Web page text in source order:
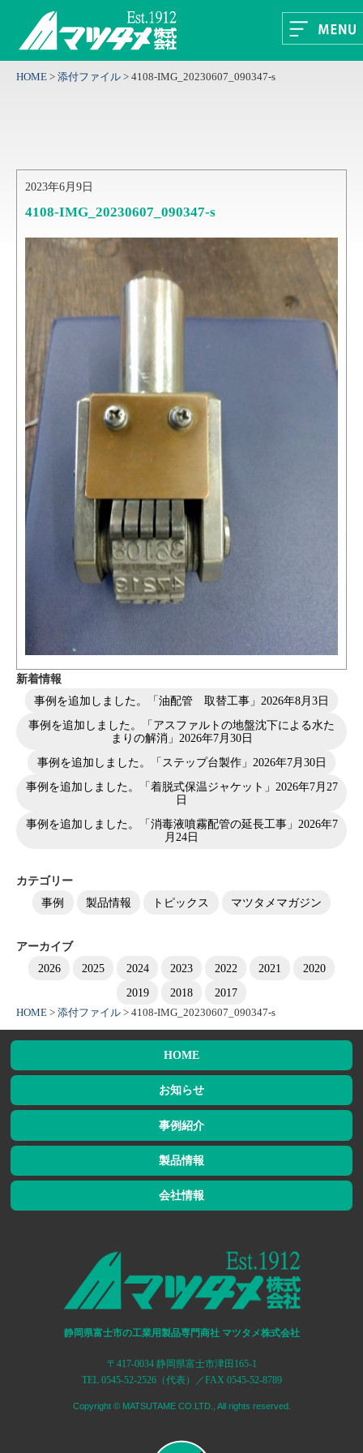
HOME > 添付ファイル > 4108-IMG_20230607_090347-s
2023年6月9日
4108-IMG_20230607_090347-s
新着情報
事例を追加しました。「油配管 取替工事」 2026年8月3日
事例を追加しました。「アスファルトの地盤沈下による水た
まりの解消」 2026年7月30日
事例を追加しました。「ステップ台製作」 2026年7月30日
事例を追加しました。「着脱式保温ジャケット」 2026年7月27
日
事例を追加しました。「消毒液噴霧配管の延長工事」 2026年7
月24日
カテゴリー
事例
製品情報 トピックス マツタメマガジン
アーカイブ
2026
2025 2024 2023 2022 2021
2020
2019
2018 2017
HOME > 添付ファイル > 4108-IMG_20230607_090347-s
HOME
お知らせ
事例紹介
製品情報
会社情報
静岡県富士市の工業用製品専門商社 マツタメ株式会社
〒417-0034 静岡県富士市津田165-1
TEL 0545-52-2526（代表）／FAX 0545-52-8789
Copyright © MATSUTAME CO.LTD., All rights reserved.